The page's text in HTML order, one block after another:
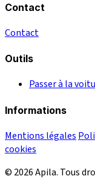
Contact
Contact
Outils
Passer à la
Informations
Mentions légales
cookies
© 2026 Apila. Tous